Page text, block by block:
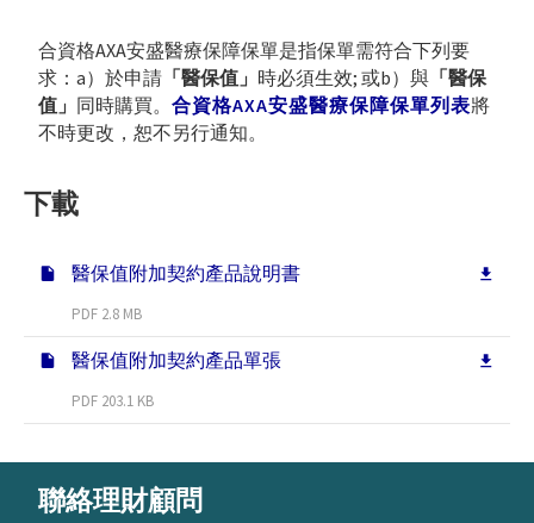
合資格AXA安盛醫療保障保單是指保單需符合下列要
求：a）於申請 「醫保值」 時必須生效; 或b）與 「醫保
值」 同時購買。 合資格AXA安盛醫療保障保單列表將
不時更改，恕不另行通知。
下載
醫保值附加契約產品說明書
PDF 2.8 MB
醫保值附加契約產品單張
PDF 203.1 KB
聯絡理財顧問